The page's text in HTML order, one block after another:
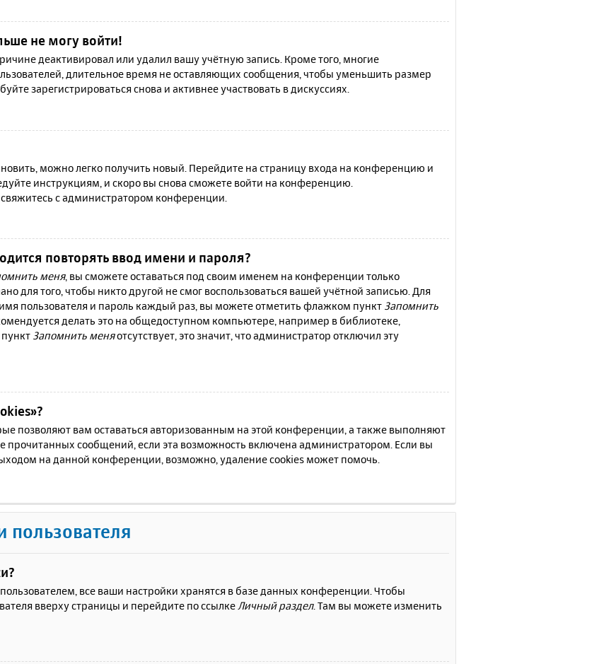
не могу войти!
деактивировал или удалил вашу учётную запись. Кроме того, многие
длительное время не оставляющих сообщения, чтобы уменьшить размер
зарегистрироваться снова и активнее участвовать в дискуссиях.
можно легко получить новый. Перейдите на страницу входа на конференцию и
инструкциям, и скоро вы снова сможете войти на конференцию.
с администратором конференции.
повторять ввод имени и пароля?
меня, вы сможете оставаться под своим именем на конференции только
для того, чтобы никто другой не смог воспользоваться вашей учётной записью. Для
пользователя и пароль каждый раз, вы можете отметить флажком пункт Запомнить
делать это на общедоступном компьютере, например в библиотеке,
Запомнить меняотсутствует, это значит, что администратор отключил эту
позволяют вам оставаться авторизованным на этой конференции, а также выполняют
прочитанных сообщений, если эта возможность включена администратором. Если вы
на данной конференции, возможно, удаление cookies может помочь.
пользователя
все ваши настройки хранятся в базе данных конференции. Чтобы
вверху страницы и перейдите по ссылке Личный раздел. Там вы можете изменить